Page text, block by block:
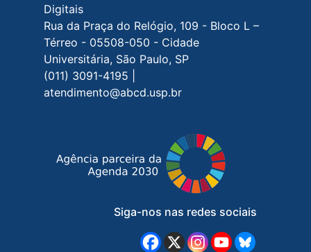
Digitais
Rua da Praça do Relógio, 109 - Bloco L –
Térreo - 05508-050 - Cidade
Universitária, São Paulo, SP
(011) 3091-4195 |
atendimento@abcd.usp.br
Siga-nos nas redes sociais